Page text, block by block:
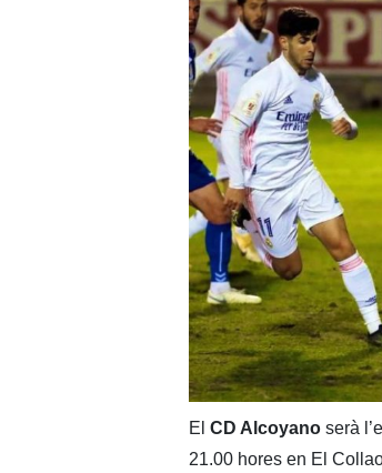
El CD Alcoyanoserà
21.00 hores en El